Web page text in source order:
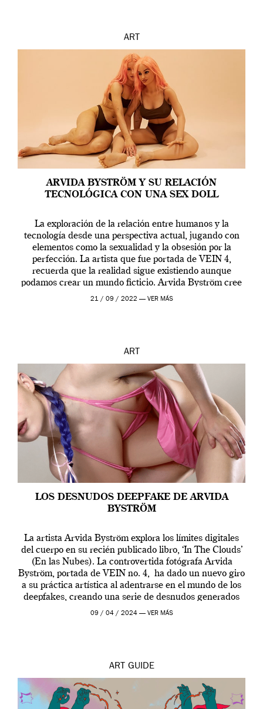
ART
ARVIDA BYSTRÖM Y SU RELACIÓN
TECNOLÓGICA CON UNA SEX DOLL
La exploración de la relación entre humanos y la
tecnología desde una perspectiva actual, jugando con
elementos como la sexualidad y la obsesión por la
perfección. La artista que fue portada de VEIN 4,
recuerda que la realidad sigue existiendo aunque
podamos crear un mundo ficticio. Arvida Byström cree
que los humanos tienen un complejo […]
21 / 09 / 2022 — VER MÁS
ART
LOS DESNUDOS DEEPFAKE DE ARVIDA
BYSTRÖM
La artista Arvida Byström explora los límites digitales
del cuerpo en su recién publicado libro, ‘In The Clouds’
(En las Nubes). La controvertida fotógrafa Arvida
Byström, portada de VEIN no. 4, ha dado un nuevo giro
a su práctica artística al adentrarse en el mundo de los
deepfakes, creando una serie de desnudos generados
por […]
09 / 04 / 2024 — VER MÁS
ART GUIDE